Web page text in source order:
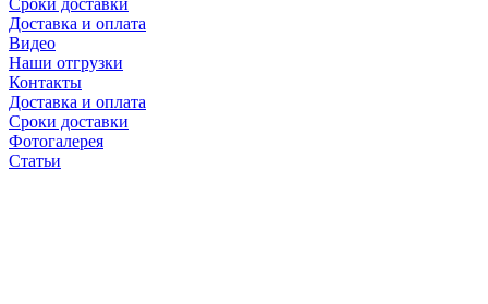
Сроки доставки
Доставка и оплата
Видео
Наши отгрузки
Контакты
Доставка и оплата
Сроки доставки
Фотогалерея
Статьи